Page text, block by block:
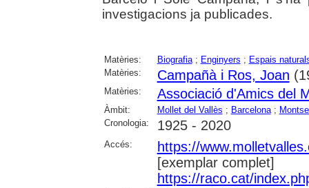
investigacions ja publicades.
Matèries: Biografia; Enginyers ; Espais
Matèries:
Campañà i Ros, Joan
Matèries: Associació d'Amics del
Àmbit: Mollet del Vallès ; Barcelona;
Cronologia:
1925 - 2020
Accés:
https://
[exemplar complet]
https://raco.cat/